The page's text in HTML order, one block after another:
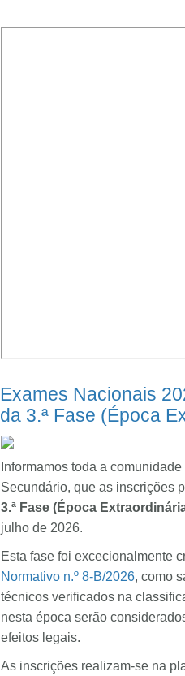
Exames Nacionais
da 3.ª Fase (Época
Informamos toda a
Secundário, que as inscrições
3.ª Fase (Época
julho de 2026.
Esta fase foi excecionalmente
Normativo n.º 8-B/2026, como
técnicos verificados na
nesta época serão
efeitos legais.
As inscrições realizam-se na